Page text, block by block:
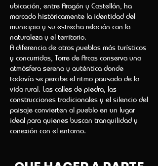
ubicación, entre Aragón y Castellón, ha
marcado históricamente la identidad del
municipio y su estrecha relación con la
naturaleza y el territorio.
A diferencia de otros pueblos más turísticos
y concurridos, Torre de Arcas conserva una
atmósfera serena y auténtica donde
todavía se percibe el ritmo pausado de la
vida rural. Las calles de piedra, las
construcciones tradicionales y el silencio del
paisaje convierten al pueblo en un lugar
ideal para quienes buscan tranquilidad y
conexión con el entorno.